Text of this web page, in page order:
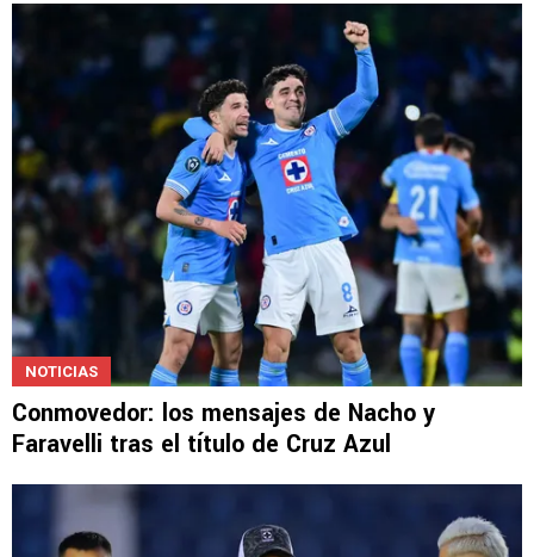
NOTICIAS
Conmovedor: los mensajes de Nacho y
Faravelli tras el título de Cruz Azul